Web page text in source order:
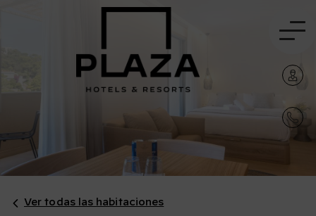
Ver todas las habitaciones